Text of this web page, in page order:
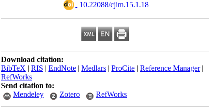
‎ 10.22088/cjim.15.1.18
Download citation:
BibTeX|RIS|EndNote|Medlars|ProCite|Reference Manager
RefWorks
Send citation to:
Mendeley
Zotero RefWorks